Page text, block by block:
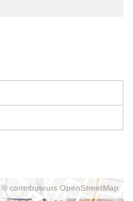
© contributeurs OpenStreetMap